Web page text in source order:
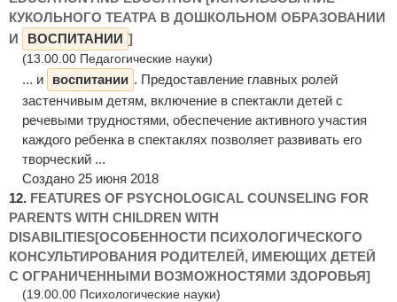
КУКОЛЬНОГО ТЕАТРА В ДОШКОЛЬНОМ ОБРАЗОВАНИИ
И
ВОСПИТАНИИ ]
(13.00.00 Педагогические науки)
... и воспитании . Предоставление главных ролей
застенчивым детям, включение в спектакли детей с
речевыми трудностями, обеспечение активного участия
каждого ребенка в спектаклях позволяет развивать его
творческий ...
Создано 25 июня 2018
12. FEATURES OF PSYCHOLOGICAL COUNSELING FOR
PARENTS WITH CHILDREN WITH
DISABILITIES[ОСОБЕННОСТИ ПСИХОЛОГИЧЕСКОГО
КОНСУЛЬТИРОВАНИЯ РОДИТЕЛЕЙ, ИМЕЮЩИХ ДЕТЕЙ
С ОГРАНИЧЕННЫМИ ВОЗМОЖНОСТЯМИ ЗДОРОВЬЯ]
(19.00.00 Психологические науки)